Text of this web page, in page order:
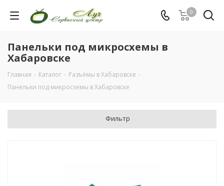
0
Панельки под микросхемы в
Хабаровске
Главная - Каталог - Разъёмы в Хабаровске -
Панельки под микросхемы в Хабаровске
Фильтр